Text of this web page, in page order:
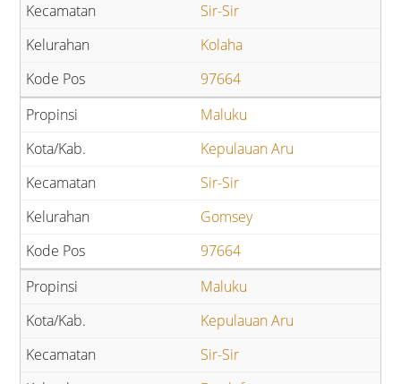
Sir-Sir
Kolaha
97664
Maluku
Kepulauan Aru
Sir-Sir
Gomsey
97664
Maluku
Kepulauan Aru
Sir-Sir